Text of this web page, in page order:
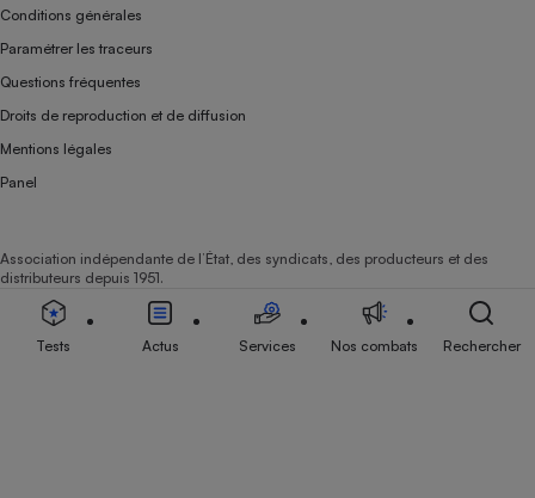
Conditions générales
Paramétrer les traceurs
Questions fréquentes
Droits de reproduction et de diffusion
Mentions légales
Panel
Association indépendante de l’État, des syndicats, des producteurs et des
distributeurs depuis 1951.
Tests Actus Services Nos combats Rechercher